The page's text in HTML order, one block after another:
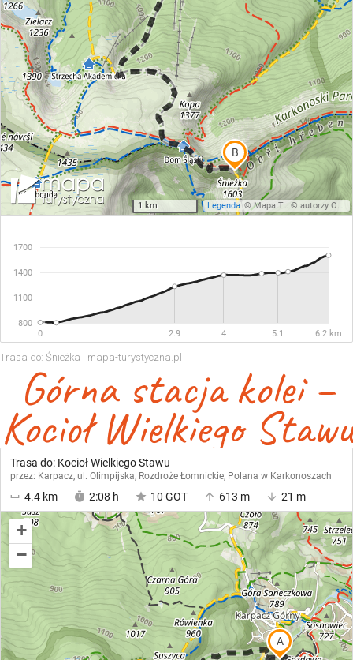
Trasa do: Śnieżka | mapa-turystyczna.pl
Górna stacja kolei –
Kocioł Wielkiego Stawu